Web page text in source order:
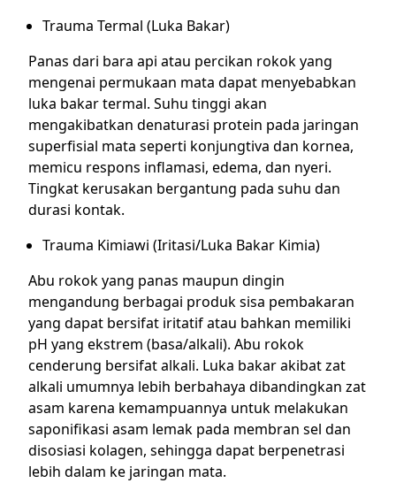
Trauma Termal (Luka Bakar)
Panas dari bara api atau percikan rokok yang
mengenai permukaan mata dapat menyebabkan
luka bakar termal. Suhu tinggi akan
mengakibatkan denaturasi protein pada jaringan
superfisial mata seperti konjungtiva dan kornea,
memicu respons inflamasi, edema, dan nyeri.
Tingkat kerusakan bergantung pada suhu dan
durasi kontak.
Trauma Kimiawi (Iritasi/Luka Bakar Kimia)
Abu rokok yang panas maupun dingin
mengandung berbagai produk sisa pembakaran
yang dapat bersifat iritatif atau bahkan memiliki
pH yang ekstrem (basa/alkali). Abu rokok
cenderung bersifat alkali. Luka bakar akibat zat
alkali umumnya lebih berbahaya dibandingkan zat
asam karena kemampuannya untuk melakukan
saponifikasi asam lemak pada membran sel dan
disosiasi kolagen, sehingga dapat berpenetrasi
lebih dalam ke jaringan mata.